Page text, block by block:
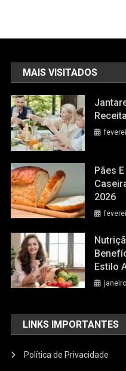
MAIS VISITADOS
Pães
2026
Estilo
LINKS IMPORTANTES
Política de Privacidade